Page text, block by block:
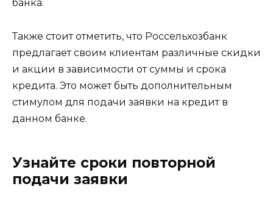
банка.
Также стоит отметить, что Россельхозбанк
предлагает своим клиентам различные скидки
и акции в зависимости от суммы и срока
кредита. Это может быть дополнительным
стимулом для подачи заявки на кредит в
данном банке.
Узнайте сроки повторной
подачи заявки